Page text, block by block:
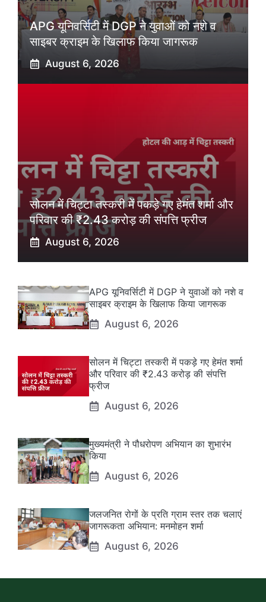
APG यूनिवर्सिटी में DGP ने युवाओं को नशे व
साइबर क्राइम के खिलाफ किया जागरूक
August 6, 2026
सोलन में चिट्टा तस्करी में पकड़े गए हेमंत शर्मा और
परिवार की ₹2.43 करोड़ की संपत्ति फ्रीज
August 6, 2026
APG यूनिवर्सिटी में DGP ने युवाओं को नशे व
साइबर क्राइम के खिलाफ किया जागरूक
August 6, 2026
सोलन में चिट्टा तस्करी में पकड़े गए हेमंत शर्मा
और परिवार की ₹2.43 करोड़ की संपत्ति
फ्रीज
August 6, 2026
मुख्यमंत्री ने पौधरोपण अभियान का शुभारंभ
किया
August 6, 2026
जलजनित रोगों के प्रति ग्राम स्तर तक चलाएं
जागरूकता अभियान: मनमोहन शर्मा
August 6, 2026